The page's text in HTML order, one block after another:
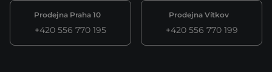
Prodejna Praha 10
+420 556 770 195
Prodejna Vítkov
+420 556 770 199